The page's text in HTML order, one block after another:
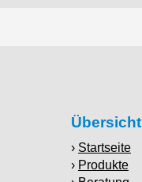
Übersicht
Startseite
Produkte